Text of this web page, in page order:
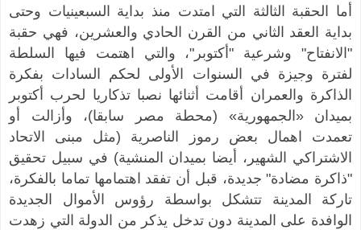
أما الحقبة الثالثة التي امتدت منذ بداية السبعينيات وحتى
بداية العقد الثاني من القرن الحادي والعشرين، فهي حقبة
"الانفتاح" وشرعية "أكتوبر"، والتي اهتمت فيها السلطة
لفترة وجيزة في السنوات الأولى لحكم السادات بفكرة
الذاكرة والعمران أقامت أثنائها نصبا تذكاريا لحرب أكتوبر
بميدان «الجمهورية» (محطة مصر سابقا)، وأزالت أو
تعمدت اهمال بعض رموز الناصرية (مثل مبنى الاتحاد
الاشتراكي الشهير، أيضا بميدان المنشية) في سبيل تحقيق
"ذاكرة مضادة" جديدة، قبل أن تفقد اهتمامها تماما بالفكرة،
تاركة المدينة تتشكل بواسطة رؤوس الأموال الجديدة
الوافدة على المدينة دون تدخل يذكر من الدولة التي زهدت